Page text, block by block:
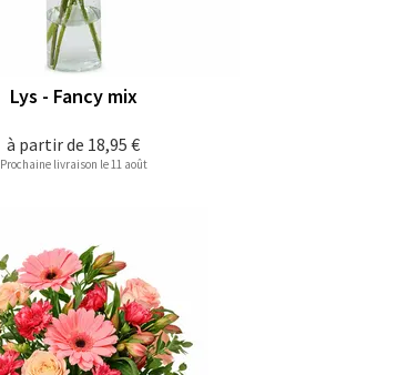
à partir de 18,95 €
Lys - Fancy mix
Prochaine livraison le 11 août